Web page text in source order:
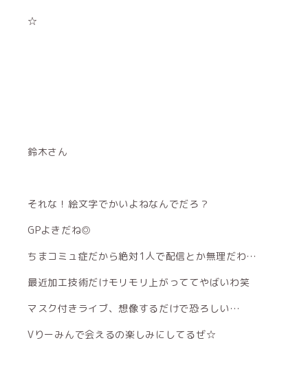
☆
鈴木さん
それな！絵文字でかいよねなんでだろ？
GPよきだね◎
ちまコミュ症だから絶対1人で配信とか無理だわ…
最近加工技術だけモリモリ上がっててやばいわ笑
マスク付きライブ、想像するだけで恐ろしい…
Vりーみんで会えるの楽しみにしてるぜ☆